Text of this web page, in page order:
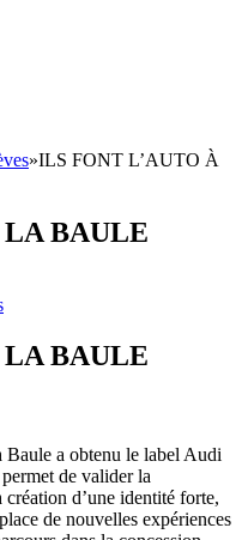
»ILS FONT L’AUTO À
BAULE
BAULE
a obtenu le label Audi
de valider la
d’une identité forte,
de nouvelles expériences